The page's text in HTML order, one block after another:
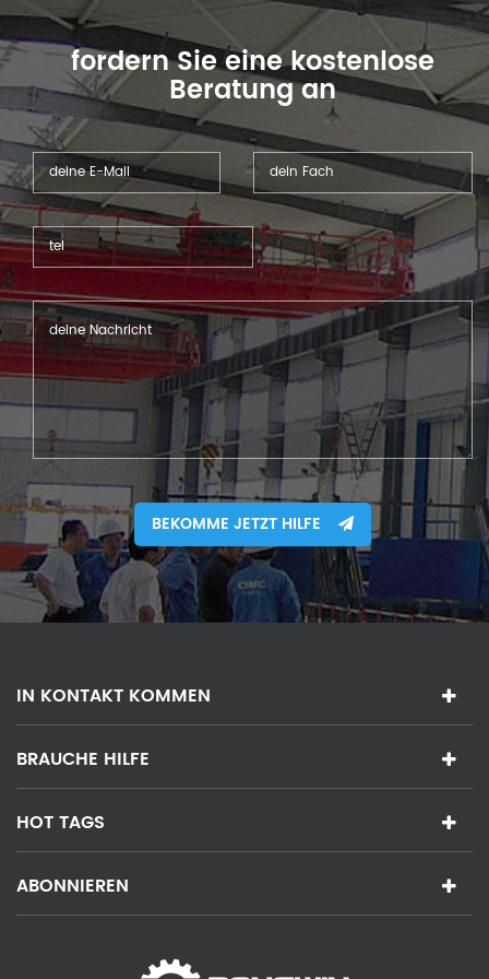
maximale Ausgleichswinkel
von +/- 10 Grad.
fordern Sie eine kostenlose
Beratung an
BEKOMME JETZT HILFE
IN KONTAKT KOMMEN
BRAUCHE HILFE
HOT TAGS
ABONNIEREN